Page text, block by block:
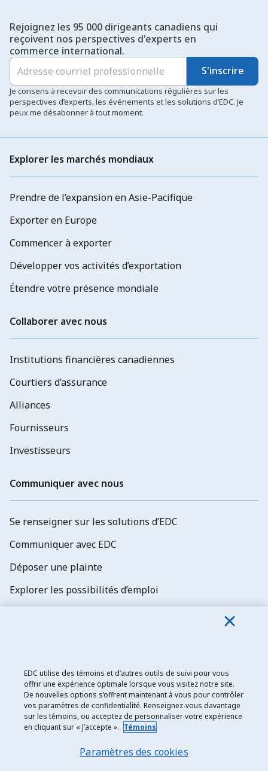
Rejoignez les 95 000 dirigeants canadiens qui
reçoivent nos perspectives d'experts en
commerce international.
S'inscrire
Je consens à recevoir des communications régulières sur les
perspectives d’experts, les événements et les solutions d’EDC. Je
peux me désabonner à tout moment.
Explorer les marchés mondiaux
Prendre de l’expansion en Asie-Pacifique
Exporter en Europe
Commencer à exporter
Développer vos activités d’exportation
Étendre votre présence mondiale
Collaborer avec nous
Institutions financières canadiennes
Courtiers d’assurance
Alliances
Fournisseurs
Investisseurs
Communiquer avec nous
Se renseigner sur les solutions d’EDC
Communiquer avec EDC
Déposer une plainte
Explorer les possibilités d’emploi
Exportation et développement Canada
Énoncé de confidentialité
EDC utilise des témoins et d’autres outils de suivi pour vous
offrir une expérience optimale lorsque vous visitez notre site.
De nouvelles options s’offrent maintenant à vous pour contrôler
vos paramètres de confidentialité. Renseignez-vous davantage
sur les témoins, ou acceptez de personnaliser votre expérience
en cliquant sur « J’accepte ». Témoins
Paramètres des cookies